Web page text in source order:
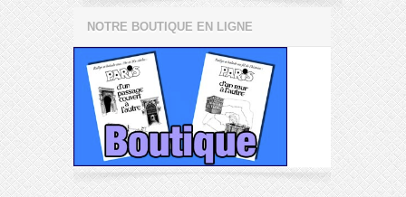
NOTRE BOUTIQUE EN LIGNE